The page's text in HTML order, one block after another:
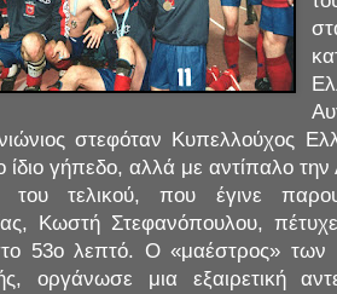
στεφόταν Κυπελλούχος
ίδιο γήπεδο, αλλά με αντίπαλο
του τελικού, που έγινε
Κωστή Στεφανόπουλου,
53ο λεπτό. Ο «μαέστρος» των
οργάνωσε μια εξαιρετική